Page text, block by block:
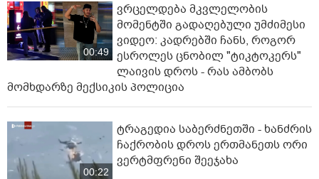
00:49
ვრცელდება მკვლელობის
მომენტში გადაღებული უმძიმესი
ვიდეო: კადრებში ჩანს, როგორ
ესროლეს ცნობილ "ტიკტოკერს"
ლაივის დროს - რას ამბობს
მომხდარზე მექსიკის პოლიცია
00:22
ტრაგედია საბერძნეთში - ხანძრის
ჩაქრობის დროს ერთმანეთს ორი
ვერტმფრენი შეეჯახა